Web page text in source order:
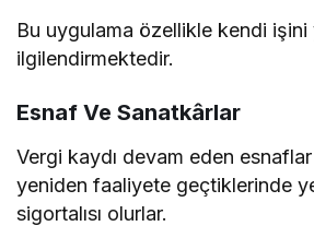
Bu uygulama özellikle kendi
ilgilendirmektedir.
Esnaf Ve Sanatkârlar
Vergi kaydı devam eden
yeniden faaliyete geçtiklerinde
sigortalısı olurlar.